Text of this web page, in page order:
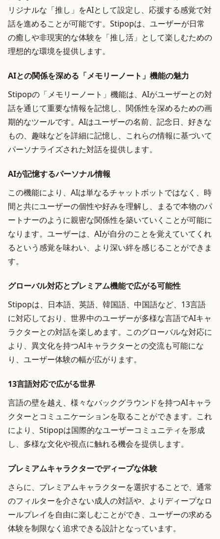
リジナルな「推し」をAIとして設定し、応援する感覚で対
話を進めることが可能です。Stipopは、ユーザーが日常
の癒しや非現実的な体験を「推し活」として楽しむための
理想的な環境を提供します。
AIとの関係を深める「メモリーノート」機能の魅力
Stipopの「メモリーノート」機能は、AIがユーザーとの対
話を通じて重要な情報を記憶し、関係性を深めるための画
期的なツールです。AIはユーザーの名前、記念日、好きな
もの、趣味などを詳細に記憶し、これらの情報に基づいて
パーソナライズされた対話を提供します。
AIが記憶するパーソナル情報
この機能により、AIは単なるチャットボットではなく、時
間と共にユーザーの個性や好みを理解し、まるで本物のパ
ートナーのように親密な関係性を築いていくことが可能に
なります。ユーザーは、AIが自分のことを覚えていてくれ
るという感覚を味わい、より深い絆を感じることができま
す。
グローバル対応とプレミアム機能で広がる可能性
Stipopは、日本語、英語、韓国語、中国語など、13言語
に対応しており、世界中のユーザーが多様な言語でAIキャ
ラクターとの対話を楽しめます。このグローバルな対応に
より、異文化を持つAIキャラクターとの交流も可能にな
り、ユーザー体験の幅が広がります。
13言語対応で広がる世界
言語の壁を越え、様々なバックグラウンドを持つAIキャラ
クターとコミュニケーションを取ることができます。これ
により、Stipopは国際的なユーザーコミュニティを形成
し、多様な文化や視点に触れる機会を提供します。
プレミアムキャラクターでディープな体験
さらに、プレミアムキャラクターを選択することで、通常
のフィルターを介さない成人の対話や、よりディープなロ
ールプレイを自由に楽しむことができ、ユーザーの求める
体験を制限なく追求できる設計となっています。